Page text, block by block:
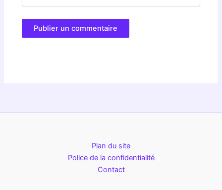
Plan du site
Police de la confidentialité
Contact